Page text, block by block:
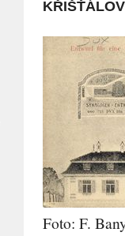
Foto: F.